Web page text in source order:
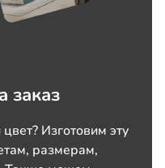
заказ
Изготовим эту
размерам,